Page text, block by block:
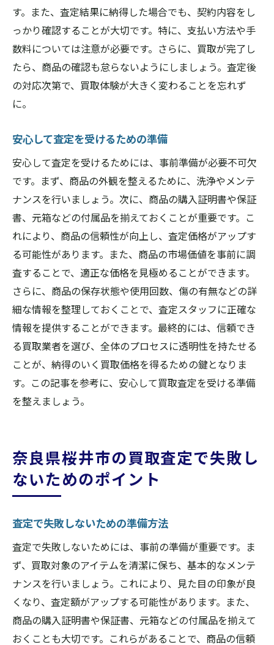
す。また、査定結果に納得した場合でも、契約内容をし
っかり確認することが大切です。特に、支払い方法や手
数料については注意が必要です。さらに、買取が完了し
たら、商品の確認も怠らないようにしましょう。査定後
の対応次第で、買取体験が大きく変わることを忘れず
に。
安心して査定を受けるための準備
安心して査定を受けるためには、事前準備が必要不可欠
です。まず、商品の外観を整えるために、洗浄やメンテ
ナンスを行いましょう。次に、商品の購入証明書や保証
書、元箱などの付属品を揃えておくことが重要です。こ
れにより、商品の信頼性が向上し、査定価格がアップす
る可能性があります。また、商品の市場価値を事前に調
査することで、適正な価格を見極めることができます。
さらに、商品の保存状態や使用回数、傷の有無などの詳
細な情報を整理しておくことで、査定スタッフに正確な
情報を提供することができます。最終的には、信頼でき
る買取業者を選び、全体のプロセスに透明性を持たせる
ことが、納得のいく買取価格を得るための鍵となりま
す。この記事を参考に、安心して買取査定を受ける準備
を整えましょう。
奈良県桜井市の買取査定で失敗し
ないためのポイント
査定で失敗しないための準備方法
査定で失敗しないためには、事前の準備が重要です。ま
ず、買取対象のアイテムを清潔に保ち、基本的なメンテ
ナンスを行いましょう。これにより、見た目の印象が良
くなり、査定額がアップする可能性があります。また、
商品の購入証明書や保証書、元箱などの付属品を揃えて
おくことも大切です。これらがあることで、商品の信頼